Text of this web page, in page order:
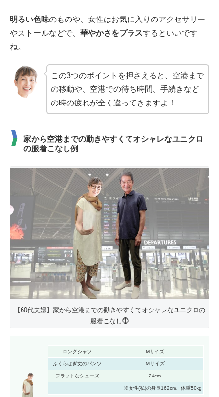
明るい色味のものや、女性はお気に入りのアクセサリー
やストールなどで、 華やかさをプラスするといいです
ね。
この3つのポイントを押さえると、空港まで
の移動や、空港での待ち時間、手続きなど
の時の疲れが全く違ってきますよ！
家から空港までの動きやすくてオシャレなユニクロ
の服着こなし例
【60代夫婦】家から空港までの動きやすくてオシャレなユニクロの
服着こなし⓵
ロングシャツ Mサイズ
ふくらはぎ丈のパンツ Ｍサイズ
フラットなシューズ 24cm
※女性(私)の身長162cm、体重50kg